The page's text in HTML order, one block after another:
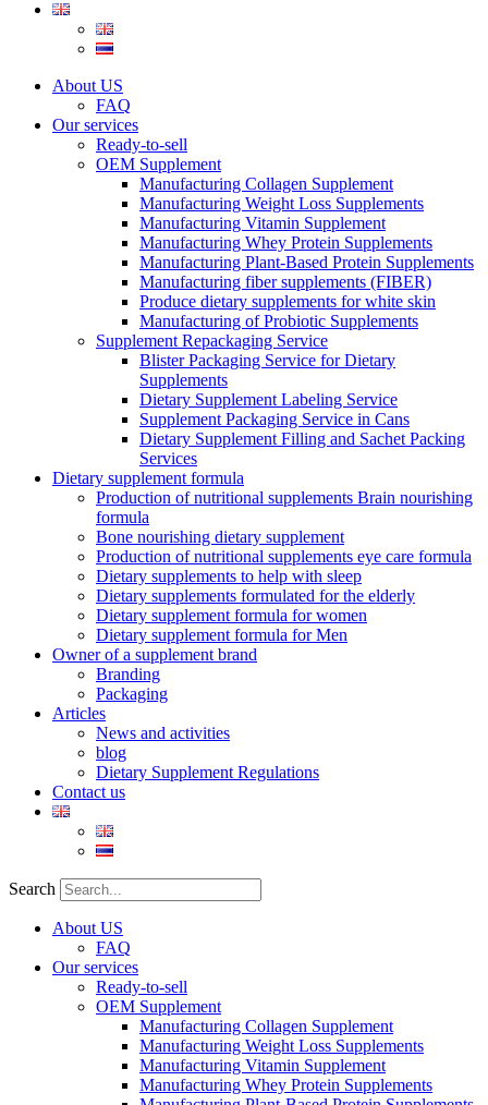
About US
FAQ
Our services
Ready-to-sell
OEM Supplement
Manufacturing Collagen Supplement
Manufacturing Weight Loss Supplements
Manufacturing Vitamin Supplement
Manufacturing Whey Protein Supplements
Manufacturing Plant-Based Protein Supplements
Manufacturing fiber supplements (FIBER)
Produce dietary supplements for white skin
Manufacturing of Probiotic Supplements
Supplement Repackaging Service
Blister Packaging Service for Dietary
Supplements​
Dietary Supplement Labeling Service
Supplement Packaging Service in Cans
Dietary Supplement Filling and Sachet Packing
Services
Dietary supplement formula
Production of nutritional supplements Brain nourishing
formula
Bone nourishing dietary supplement
Production of nutritional supplements eye care formula
Dietary supplements to help with sleep
Dietary supplements formulated for the elderly
Dietary supplement formula for women
Dietary supplement formula for Men
Owner of a supplement brand
Branding
Packaging
Articles
News and activities
blog
Dietary Supplement Regulations
Contact us
Search
About US
FAQ
Our services
Ready-to-sell
OEM Supplement
Manufacturing Collagen Supplement
Manufacturing Weight Loss Supplements
Manufacturing Vitamin Supplement
Manufacturing Whey Protein Supplements